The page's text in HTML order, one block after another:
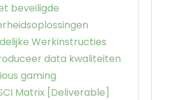
beveiligde
Werkinstructies
data kwaliteiten
gaming
Matrix [Deliverable]